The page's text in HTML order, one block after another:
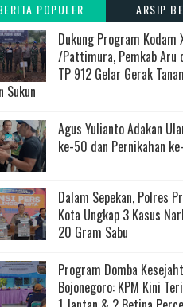
POPULER ARSIP
Dukung Program Kodam
/Pattimura, Pemkab Aru
TP 912 Gelar Gerak
Sukun
Agus Yulianto Adakan
ke-50 dan Pernikahan
Dalam Sepekan, Polres
Kota Ungkap 3 Kasus
20 Gram Sabu
Program Domba
Bojonegoro: KPM Kini